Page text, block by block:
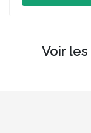
Voir les